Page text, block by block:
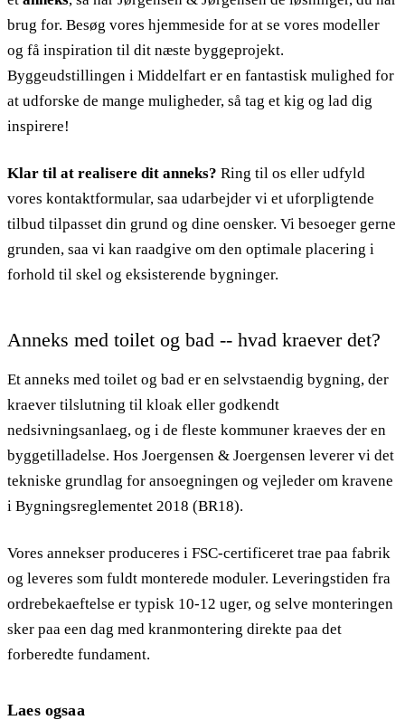
brug for. Besøg vores hjemmeside for at se vores modeller
og få inspiration til dit næste byggeprojekt.
Byggeudstillingen i Middelfart er en fantastisk mulighed for
at udforske de mange muligheder, så tag et kig og lad dig
inspirere!
Klar til at realisere dit anneks? Ring til os eller udfyld
vores kontaktformular, saa udarbejder vi et uforpligtende
tilbud tilpasset din grund og dine oensker. Vi besoeger gerne
grunden, saa vi kan raadgive om den optimale placering i
forhold til skel og eksisterende bygninger.
Anneks med toilet og bad -- hvad kraever det?
Et anneks med toilet og bad er en selvstaendig bygning, der
kraever tilslutning til kloak eller godkendt
nedsivningsanlaeg, og i de fleste kommuner kraeves der en
byggetilladelse. Hos Joergensen & Joergensen leverer vi det
tekniske grundlag for ansoegningen og vejleder om kravene
i Bygningsreglementet 2018 (BR18).
Vores annekser produceres i FSC-certificeret trae paa fabrik
og leveres som fuldt monterede moduler. Leveringstiden fra
ordrebekaeftelse er typisk 10-12 uger, og selve monteringen
sker paa een dag med kranmontering direkte paa det
forberedte fundament.
Laes ogsaa